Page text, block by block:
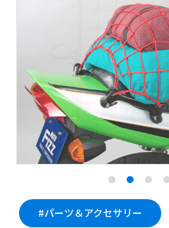
#パーツ＆アクセサリー
#パーツ＆アクセサリー